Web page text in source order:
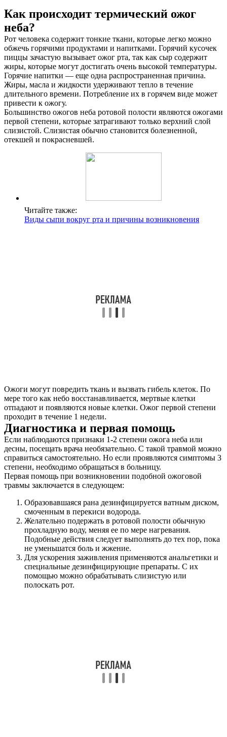
Как происходит термический ожог
неба?
Рот человека содержит тонкие ткани, которые легко можно
обжечь горячими продуктами и напитками. Горячий кусочек
пиццы зачастую вызывает ожог рта, так как сыр содержит
жиры, которые могут достигать очень высокой температуры.
Горячие напитки — еще одна распространенная причина.
Жиры, масла и жидкости удерживают тепло в течение
длительного времени. Потребление их в горячем виде может
привести к ожогу.
Большинство ожогов неба ротовой полости являются ожогами
первой степени, которые затрагивают только верхний слой
слизистой. Слизистая обычно становится болезненной,
отекшей и покрасневшей.
Читайте также:
Виды сыпи вокруг рта и причины возникновения
Ожоги могут повредить ткань и вызвать гибель клеток. По
мере того как небо восстанавливается, мертвые клетки
отпадают и появляются новые клетки. Ожог первой степени
проходит в течение 1 недели.
Диагностика и первая помощь
Если наблюдаются признаки 1-2 степени ожога неба или
десны, посещать врача необязательно. С такой травмой можно
справиться самостоятельно. Но если проявляются симптомы 3
степени, необходимо обращаться в больницу.
Первая помощь при возникновении подобной ожоговой
травмы заключается в следующем:
Образовавшаяся рана дезинфицируется ватным диском,
смоченным в перекиси водорода.
Желательно подержать в ротовой полости обычную
прохладную воду, меняя ее по мере нагревания.
Подобные действия следует выполнять до тех пор, пока
не уменьшатся боль и жжение.
Для ускорения заживления применяются анальгетики и
специальные дезинфицирующие препараты. С их
помощью можно обрабатывать слизистую или
полоскать рот.